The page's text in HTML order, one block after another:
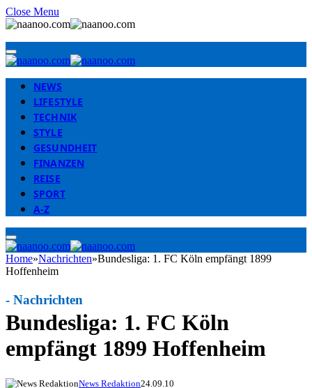
Close Menu
NEWS
LIFESTYLE
TECHNIK
STYLE
GESUNDHEIT
FINANZEN
REISE
SPORT
A-Z
Home»Nachrichten»Bundesliga: 1. FC Köln empfängt 1899
Hoffenheim
Bundesliga: 1. FC Köln
empfängt 1899 Hoffenheim
- Nachrichten
News Redaktion24.09.10